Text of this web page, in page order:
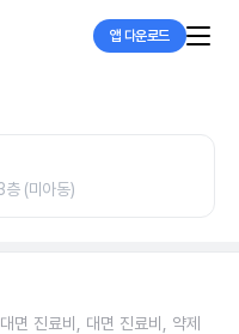
앱 다운로드
(미아동)
면 진료비, 대면 진료비, 약제